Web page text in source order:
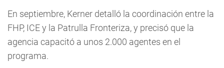
En septiembre, Kerner detalló la coordinación entre la
FHP, ICE y la Patrulla Fronteriza, y precisó que la
agencia capacitó a unos 2.000 agentes en el
programa.